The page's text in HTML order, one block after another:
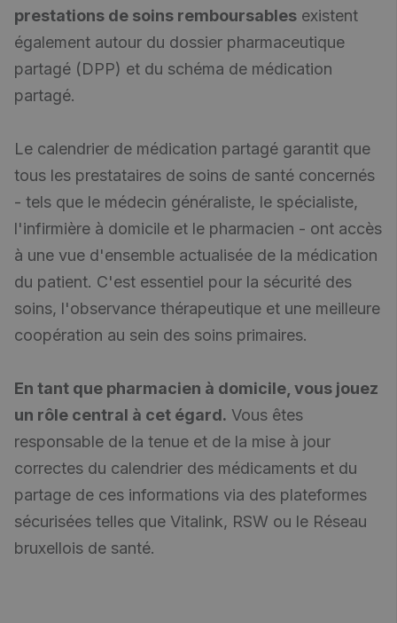
prestations de soins remboursables existent
également autour du dossier pharmaceutique
partagé (DPP) et du schéma de médication
partagé.
Le calendrier de médication partagé garantit que
tous les prestataires de soins de santé concernés
- tels que le médecin généraliste, le spécialiste,
l'infirmière à domicile et le pharmacien - ont accès
à une vue d'ensemble actualisée de la médication
du patient. C'est essentiel pour la sécurité des
soins, l'observance thérapeutique et une meilleure
coopération au sein des soins primaires.
En tant que pharmacien à domicile, vous jouez
un rôle central à cet égard. Vous êtes
responsable de la tenue et de la mise à jour
correctes du calendrier des médicaments et du
partage de ces informations via des plateformes
sécurisées telles que Vitalink, RSW ou le Réseau
bruxellois de santé.